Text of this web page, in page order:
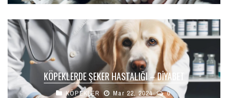
KÖPEKLERDE ŞEKER HASTALIĞI – DİYABET
KÖPEKLER Mar 22, 2024 0